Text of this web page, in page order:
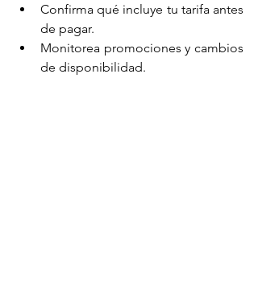
Confirma qué incluye tu tarifa antes
de pagar.
Monitorea promociones y cambios
de disponibilidad.